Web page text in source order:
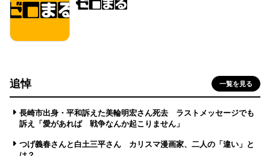
追悼 一覧を見る
長崎市出身・平和訴えた美輪明宏さん死去 ラストメッセージでも
訴え「愛があれば 戦争なんか起こりません」
つげ義春さんと白土三平さん カリスマ漫画家、二人の「違い」と